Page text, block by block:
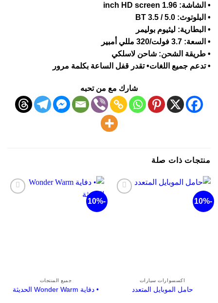
• الشاشة: 1.96 inch HD screen
• البلوتوث: BT 3.5 / 5.0
• البطارية: ليثيوم بوليمر
• السعة: 3.7 فولت/320 مللي أمبير
• طريقة الشحن: شاحن لاسلكي
• تدعم جميع اللغات• تقدر قفل الساعة بكلمة مرور
شارك مع من تحبه
منتجات ذات صلة
اكسسوارات سيارات
حامل الموبايل المتعدد
جميع المنتجات
• دفاية Wonder Warm الحديثة